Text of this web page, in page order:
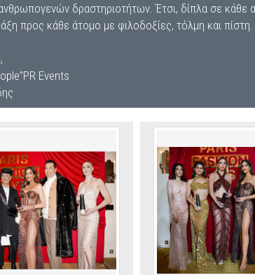
δραστηριοτήτων. Έτσι, δίπλα σε κάθε
προς κάθε άτομο με φιλοδοξίες, τόλμη και πίστη.
Events